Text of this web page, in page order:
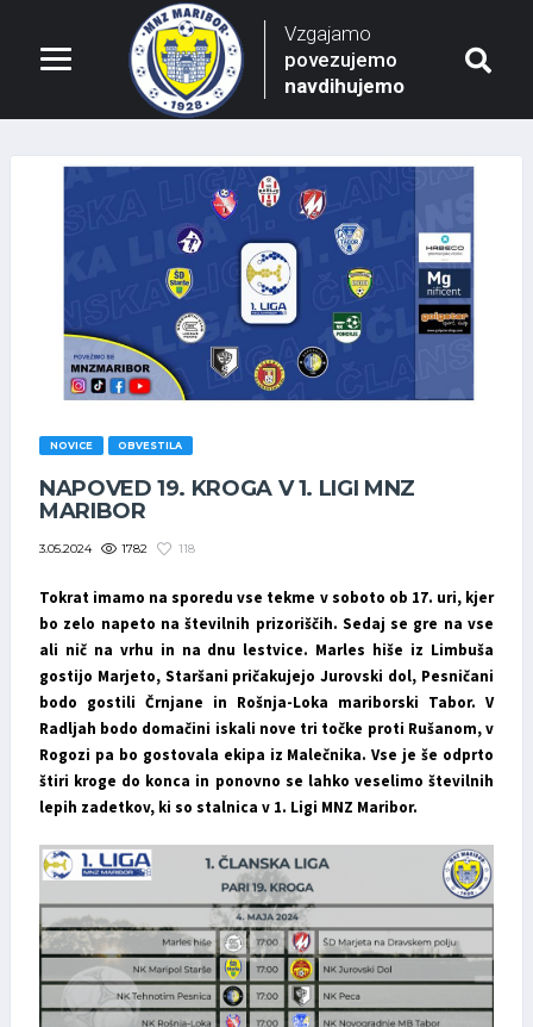
Vzgajamo
povezujemo
navdihujemo
NOVICE OBVESTILA
NAPOVED 19. KROGA V 1. LIGI MNZ
MARIBOR
3.05.2024 1782 118
Tokrat imamo na sporedu vse tekme v soboto ob 17. uri, kjer
bo zelo napeto na številnih prizoriščih. Sedaj se gre na vse
ali nič na vrhu in na dnu lestvice. Marles hiše iz Limbuša
gostijo Marjeto, Staršani pričakujejo Jurovski dol, Pesničani
bodo gostili Črnjane in Rošnja-Loka mariborski Tabor. V
Radljah bodo domačini iskali nove tri točke proti Rušanom, v
Rogozi pa bo gostovala ekipa iz Malečnika. Vse je še odprto
štiri kroge do konca in ponovno se lahko veselimo številnih
lepih zadetkov, ki so stalnica v 1. Ligi MNZ Maribor.